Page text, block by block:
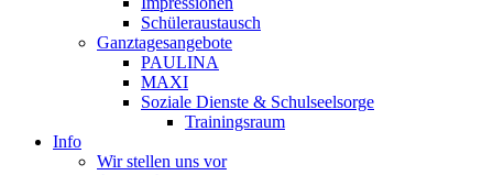
Schüleraustausch
Ganztagesangebote
PAULINA
MAXI
Soziale Dienste & Schulseelsorge
Trainingsraum
Info
Wir stellen uns vor